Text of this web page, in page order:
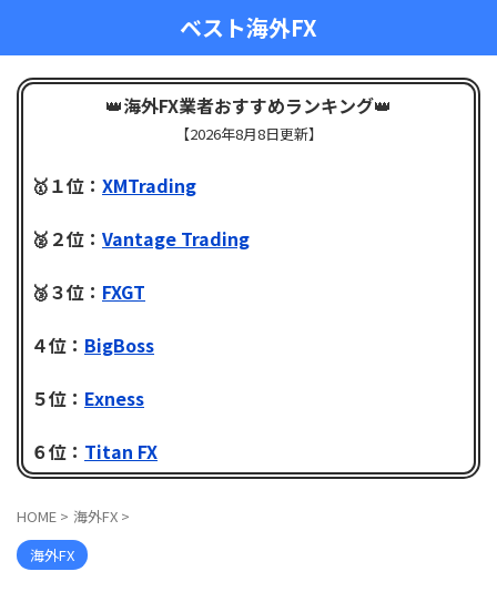
ベスト海外FX
👑海外FX業者おすすめランキング👑
【2026年8月8日更新】
🥇１位： XMTrading
🥈２位： Vantage Trading
🥉３位： FXGT
４位： BigBoss
５位： Exness
６位： Titan FX
HOME > 海外FX >
海外FX